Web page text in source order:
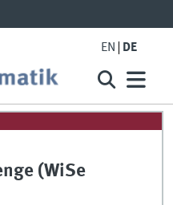
EN DE
(WiSe